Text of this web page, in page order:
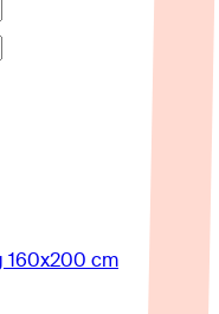
160x200 cm